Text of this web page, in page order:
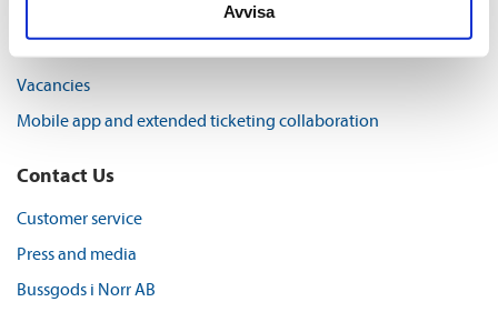
Avvisa
Organisation, economy and environment
Vacancies
Mobile app and extended ticketing collaboration
Contact Us
Customer service
Press and media
Bussgods i Norr AB